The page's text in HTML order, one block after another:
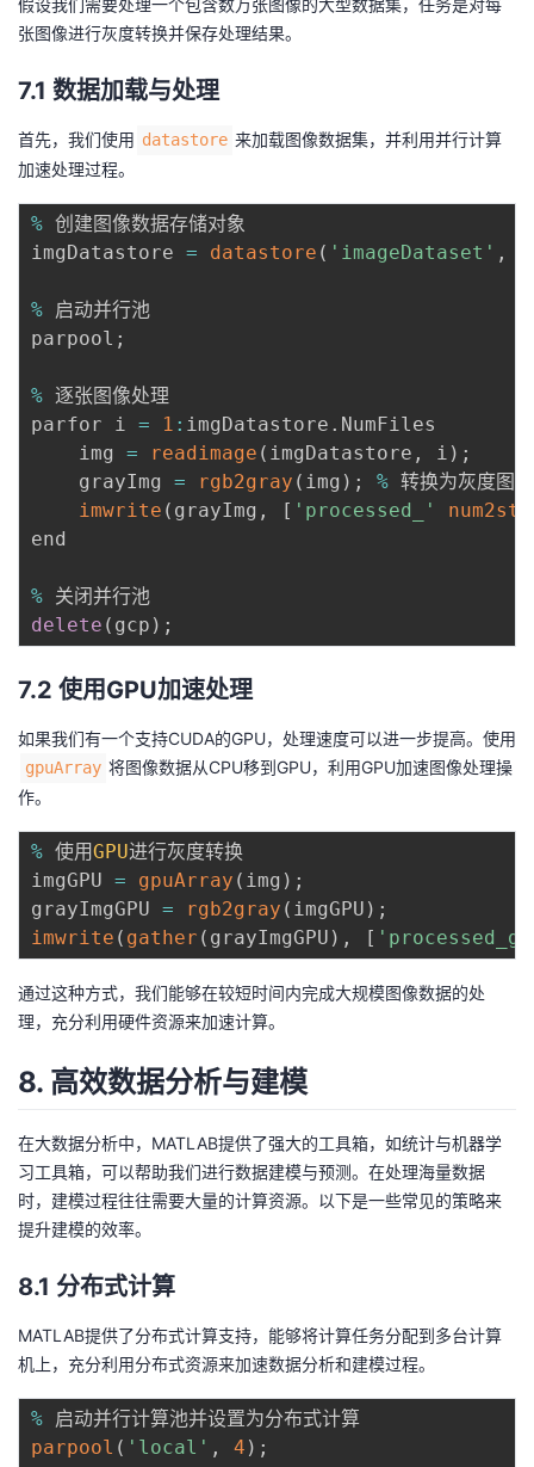
假设我们需要处理一个包含数万张图像的大型数据集，任务是对每
张图像进行灰度转换并保存处理结果。
7.1 数据加载与处理
首先，我们使用 datastore 来加载图像数据集，并利用并行计算
加速处理过程。
% 创建图像数据存储对象
imgDatastore = datastore ( 'imageDataset' ,
% 启动并行池
parpool ;
% 逐张图像处理
parfor i = 1 : imgDatastore . NumFiles
    img
= readimage ( imgDatastore , i ) ;
    grayImg
= rgb2gray ( img ) ; % 转换为灰度图像
imwrite ( grayImg , [ 'processed_' num2str
end
%
delete ( gcp ) ;
7.2 使用GPU加速处理
如果我们有一个支持CUDA的GPU，处理速度可以进一步提高。使用
gpuArray 将图像数据从CPU移到GPU，利用GPU加速图像处理操
作。
% 使用GPU进行灰度转换
imgGPU = gpuArray ( img ) ;
grayImgGPU = rgb2gray ( imgGPU ) ;
imwrite ( gather ( grayImgGPU ) , [
通过这种方式，我们能够在较短时间内完成大规模图像数据的处
理，充分利用硬件资源来加速计算。
8. 高效数据分析与建模
在大数据分析中，MATLAB提供了强大的工具箱，如统计与机器学
习工具箱，可以帮助我们进行数据建模与预测。在处理海量数据
时，建模过程往往需要大量的计算资源。以下是一些常见的策略来
提升建模的效率。
8.1 分布式计算
MATLAB提供了分布式计算支持，能够将计算任务分配到多台计算
机上，充分利用分布式资源来加速数据分析和建模过程。
%
parpool ( 'local' , 4 ) ;